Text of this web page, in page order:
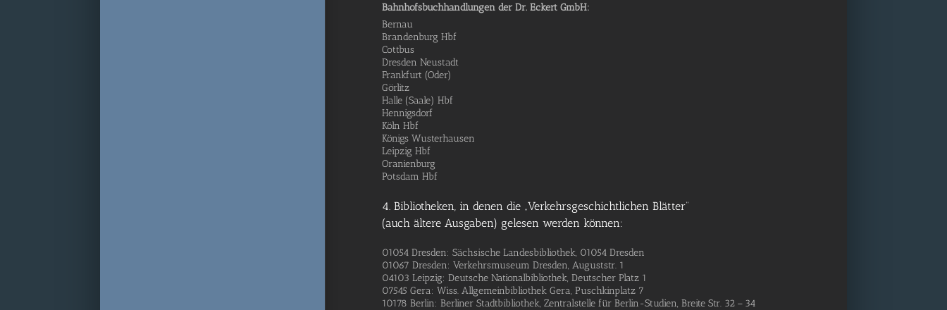
Bahn­hofs­buch­hand­lun­gen der Dr. Eckert GmbH:
Ber­nau
Bran­den­burg Hbf
Cottbus
Dres­den Neustadt
Frank­furt (Oder)
Görlitz
Hal­le (Saa­le) Hbf
Hennigsdorf
Köln Hbf
Königs Wusterhausen
Leip­zig Hbf
Oranienburg
Pots­dam Hbf
4. Bibliotheken, in denen die „Verkehrsgeschichtlichen Blätter“
(auch ältere Ausgaben) gelesen werden können:
01054 Dres­den: Säch­si­sche Lan­des­bi­blio­thek, 01054 Dresden
01067 Dres­den: Ver­kehrs­mu­se­um Dres­den, August­str. 1
04103 Leip­zig: Deut­sche Natio­nal­bi­blio­thek, Deut­scher Platz 1
07545 Gera: Wiss. All­ge­mein­bi­blio­thek Gera, Pusch­kin­platz 7
10178 Ber­lin: Ber­li­ner Stadt­bi­blio­thek, Zen­tral­stel­le für Ber­­lin-Stu­­di­en, Brei­te Str. 32 – 34